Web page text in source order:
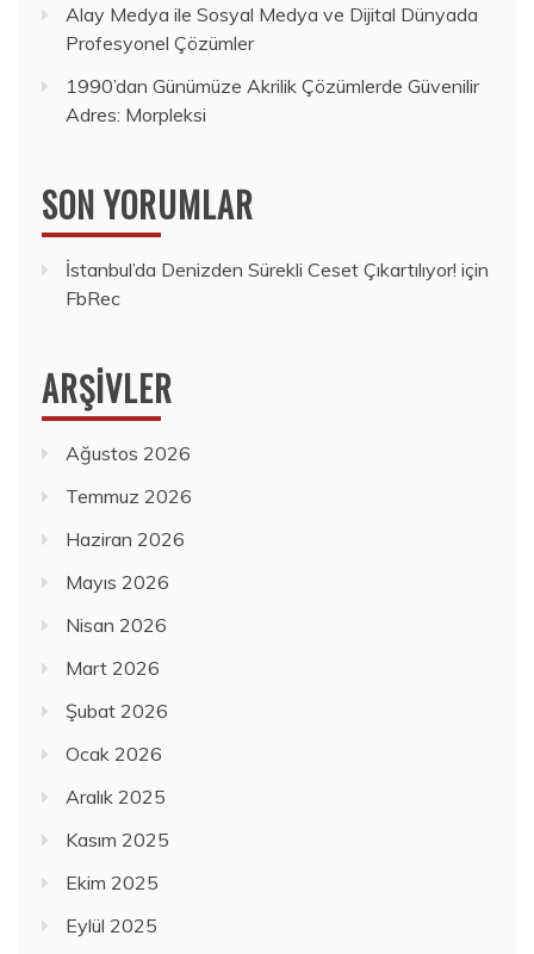
Alay Medya ile Sosyal Medya ve Dijital Dünyada
Profesyonel Çözümler
1990’dan Günümüze Akrilik Çözümlerde Güvenilir
Adres: Morpleksi
SON YORUMLAR
İstanbul’da Denizden Sürekli Ceset Çıkartılıyor! için
FbRec
ARŞIVLER
Ağustos 2026
Temmuz 2026
Haziran 2026
Mayıs 2026
Nisan 2026
Mart 2026
Şubat 2026
Ocak 2026
Aralık 2025
Kasım 2025
Ekim 2025
Eylül 2025